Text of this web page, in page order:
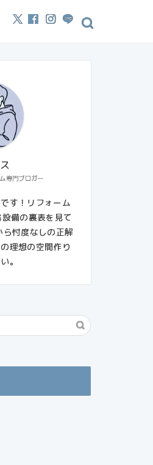
専門ブロガー
す！リフォーム
備の裏表を見て
ら忖度なしの正解
理想の空間作り
。